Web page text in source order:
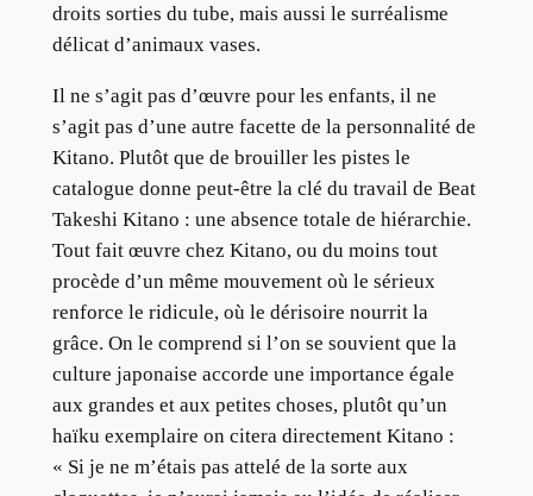
droits sorties du tube, mais aussi le surréalisme
délicat d’animaux vases.
Il ne s’agit pas d’œuvre pour les enfants, il ne
s’agit pas d’une autre facette de la personnalité de
Kitano. Plutôt que de brouiller les pistes le
catalogue donne peut-être la clé du travail de Beat
Takeshi Kitano : une absence totale de hiérarchie.
Tout fait œuvre chez Kitano, ou du moins tout
procède d’un même mouvement où le sérieux
renforce le ridicule, où le dérisoire nourrit la
grâce. On le comprend si l’on se souvient que la
culture japonaise accorde une importance égale
aux grandes et aux petites choses, plutôt qu’un
haïku exemplaire on citera directement Kitano :
« Si je ne m’étais pas attelé de la sorte aux